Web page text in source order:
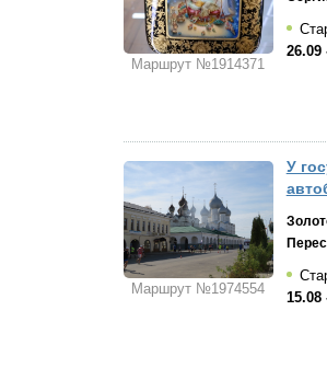
Маршрут №1914371
26.09
Маршрут №1974554
У
15.08